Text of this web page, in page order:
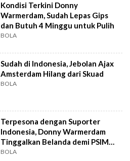
Kondisi Terkini Donny
Warmerdam, Sudah Lepas Gips
dan Butuh 4 Minggu untuk Pulih
BOLA
Sudah di Indonesia, Jebolan Ajax
Amsterdam Hilang dari Skuad
BOLA
Terpesona dengan Suporter
Indonesia, Donny Warmerdam
Tinggalkan Belanda demi PSIM
Jogja
BOLA